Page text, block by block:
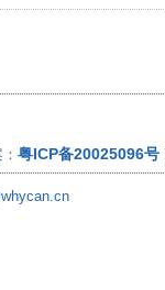
粤ICP备20025096号